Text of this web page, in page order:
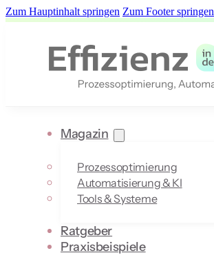
Zum Hauptinhalt springen Zum Footer springen
Magazin
Prozessoptimierung
Automatisierung & KI
Tools & Systeme
Ratgeber
Praxisbeispiele